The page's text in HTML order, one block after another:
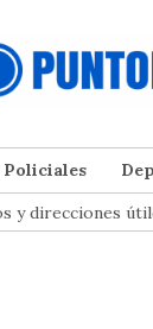
Policiales
y direcciones